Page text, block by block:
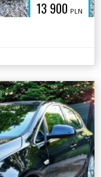
13 900 PLN